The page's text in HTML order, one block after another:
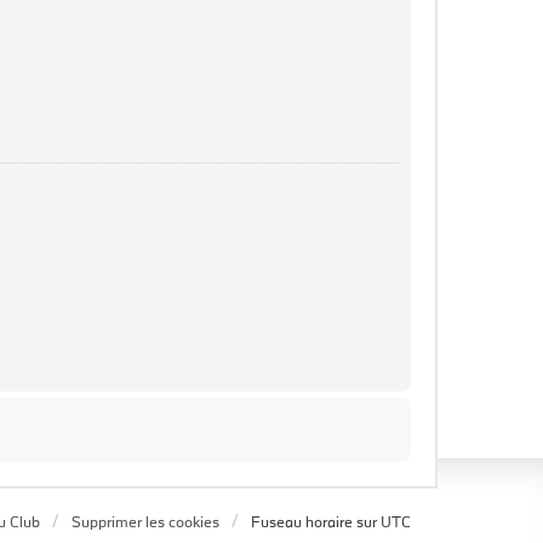
Club Supprimer les cookies Fuseau horaire surUTC